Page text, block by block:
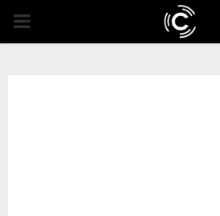
PRIMARY